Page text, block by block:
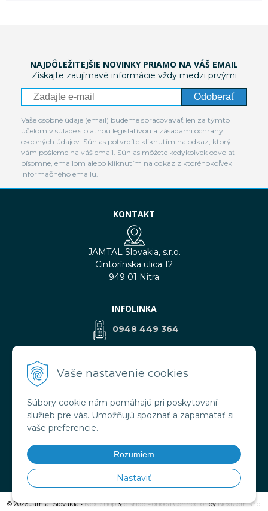
Vaše nastavenie cookies
Súbory cookie nám pomáhajú pri poskytovaní
služieb pre vás. Umožňujú spoznať a zapamätať si
vaše preferencie.
Rozumiem
Nastaviť
NAJDÔLEŽITEJŠIE NOVINKY PRIAMO NA VÁŠ EMAIL
Získajte zaujímavé informácie vždy medzi prvými
Odoberať
Vaše osobné údaje (email) budeme spracovávať len za týmto
účelom v súlade s platnou legislatívou a zásadami ochrany
osobných údajov. Súhlas potvrdíte kliknutím na odkaz, ktorý
vám pošleme na váš email. Súhlas môžete kedykoľvek odvolať
písomne, emailom alebo kliknutím na odkaz z ktoréhokoľvek
informačného emailu.
KONTAKT
JAMTAL Slovakia, s.r.o.
Cintorínska ulica 12
949 01 Nitra
INFOLINKA
0948 449 364
VŠETKO O NÁKUPE
Obchodné podmienky
Doprava a platba
Ochrana osobných údajov
© 2026 Jamtal Slovakia •NextShop&e-shop Pohoda ConnectorbyNextCom s.r.o.